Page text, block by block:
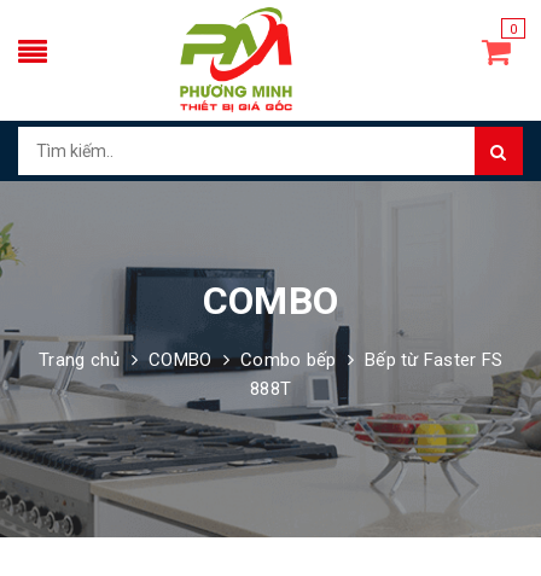
0
COMBO
Trang chủ COMBO Combo bếp
Bếp từ Faster FS
888T